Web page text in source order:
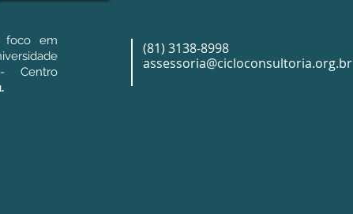
foco em
Centro
assessoria@cicloconsultoria.org.br
(81) 3138-8998